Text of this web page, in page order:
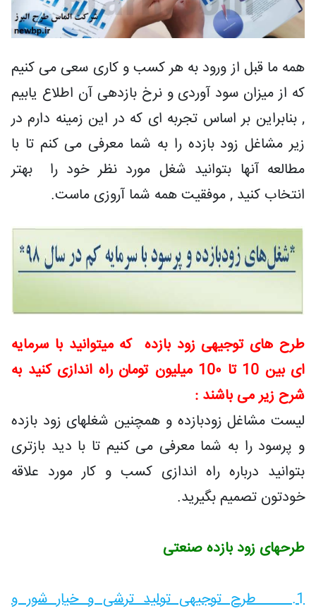
همه ما قبل از ورود به هر کسب و کاری سعی می کنیم
که از میزان سود آوردی و نرخ بازدهی آن اطلاع یابیم
, بنابراین بر اساس تجربه ای که در این زمینه دارم در
زیر مشاغل زود بازده را به شما معرفی می کنم تا با
مطالعه آنها بتوانید شغل مورد نظر خود را بهتر
انتخاب کنید , موفقیت همه شما آروزی ماست.
طرح های توجیهی زود بازده که میتوانید با سرمایه
ای بین 10 تا 10۰ میلیون تومان راه اندازی کنید به
شرح زیر می باشند :
لیست مشاغل زودبازده و همچنین شغلهای زود بازده
و پرسود را به شما معرفی می کنیم تا با دید بازتری
بتوانید درباره راه اندازی کسب و کار مورد علاقه
خودتون تصمیم بگیرید.
طرحهای زود بازده صنعتی
1. طرح توجیهی تولید ترشی و خیار شور و